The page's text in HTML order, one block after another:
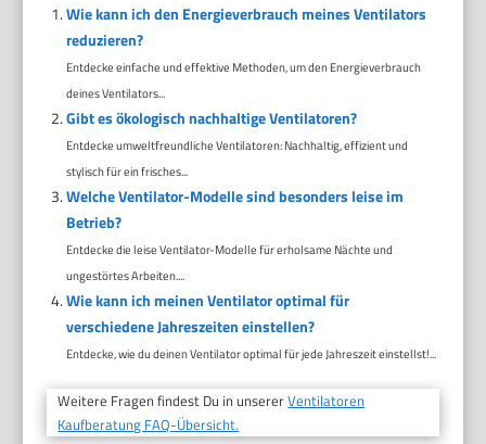
Wie kann ich den Energieverbrauch meines Ventilators
reduzieren?
Entdecke einfache und effektive Methoden, um den Energieverbrauch
deines Ventilators...
Gibt es ökologisch nachhaltige Ventilatoren?
Entdecke umweltfreundliche Ventilatoren: Nachhaltig, effizient und
stylisch für ein frisches...
Welche Ventilator-Modelle sind besonders leise im
Betrieb?
Entdecke die leise Ventilator-Modelle für erholsame Nächte und
ungestörtes Arbeiten....
Wie kann ich meinen Ventilator optimal für
verschiedene Jahreszeiten einstellen?
Entdecke, wie du deinen Ventilator optimal für jede Jahreszeit einstellst!...
Weitere Fragen findest Du in unsererVentilatoren
Kaufberatung FAQ-Übersicht.